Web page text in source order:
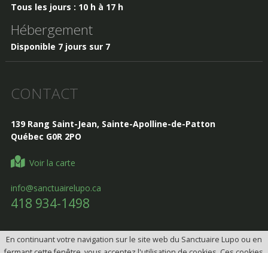
Tous les jours : 10 h à 17 h
Hébergement
Disponible 7 jours sur 7
CONTACT
139 Rang Saint-Jean, Sainte-Apolline-de-Patton
Québec G0R 2PO
Voir la carte
info@sanctuairelupo.ca
418 934-1498
En continuant votre navigation sur le site web du Sanctuaire Lupo ou en